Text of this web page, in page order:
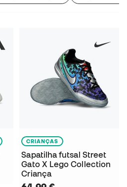
CRIANÇAS
Sapatilha futsal Street
Gato X Lego Collection
Criança